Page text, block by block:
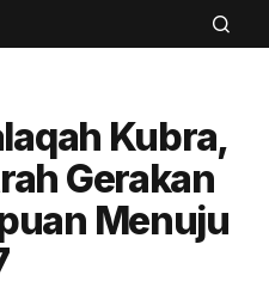
Kubra,
Gerakan
Menuju